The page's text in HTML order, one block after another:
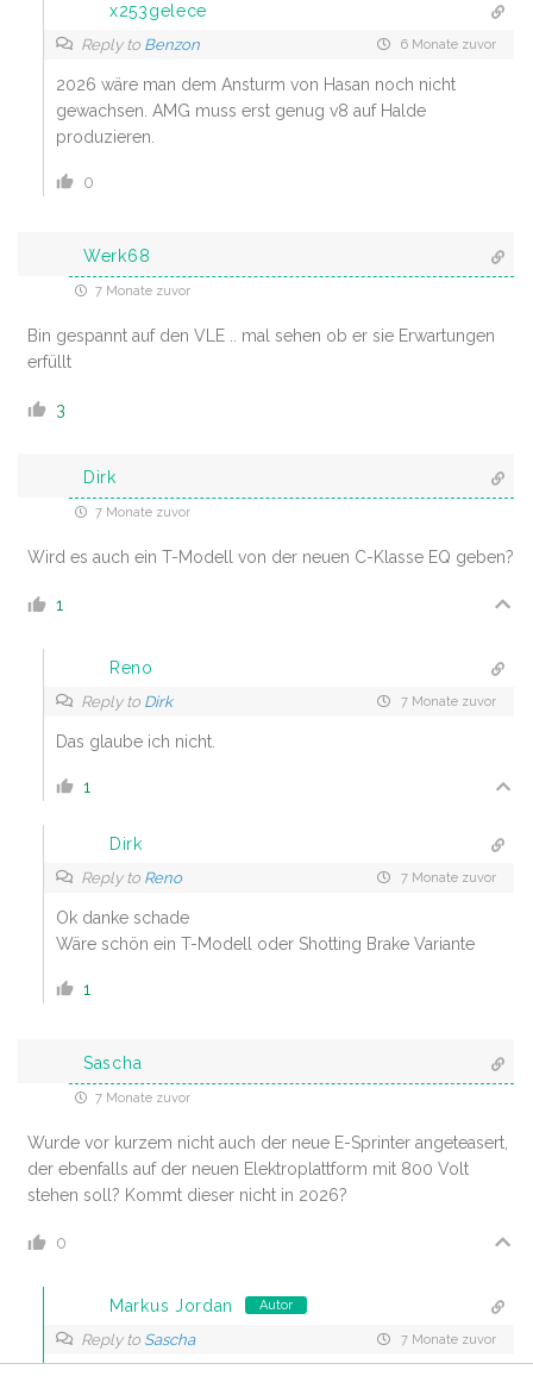
x253gelece
Reply to Benzon 6 Monate zuvor
2026 wäre man dem Ansturm von Hasan noch nicht
gewachsen. AMG muss erst genug v8 auf Halde
produzieren.
0
Werk68
7 Monate zuvor
Bin gespannt auf den VLE .. mal sehen ob er sie Erwartungen
erfüllt
3
Dirk
7 Monate zuvor
Wird es auch ein T-Modell von der neuen C-Klasse EQ geben?
1
Reno
Reply to Dirk 7 Monate zuvor
Das glaube ich nicht.
1
Dirk
Reply to Reno 7 Monate zuvor
Ok danke schade
Wäre schön ein T-Modell oder Shotting Brake Variante
1
Sascha
7 Monate zuvor
Wurde vor kurzem nicht auch der neue E-Sprinter angeteasert,
der ebenfalls auf der neuen Elektroplattform mit 800 Volt
stehen soll? Kommt dieser nicht in 2026?
0
Markus Jordan Autor
Reply to Sascha 7 Monate zuvor